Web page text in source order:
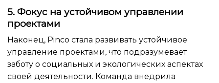
5. Фокус на устойчивом управлении
проектами
Наконец, Pinco стала развивать устойчивое
управление проектами, что подразумевает
заботу о социальных и экологических аспектах
своей деятельности. Команда внедрила